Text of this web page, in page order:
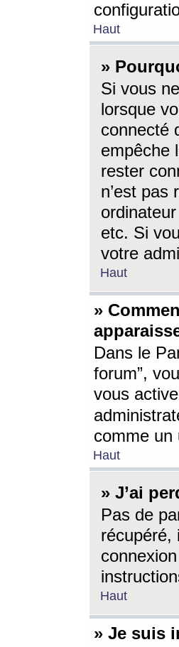
Haut
»
Si vous
lorsque
connecté
empêche
rester
n’est pas
etc. Si
votre
Haut
»
Dans le
forum”,
vous
comme un
Haut
» J’ai
Pas de
récupéré,
Haut
» Je suis